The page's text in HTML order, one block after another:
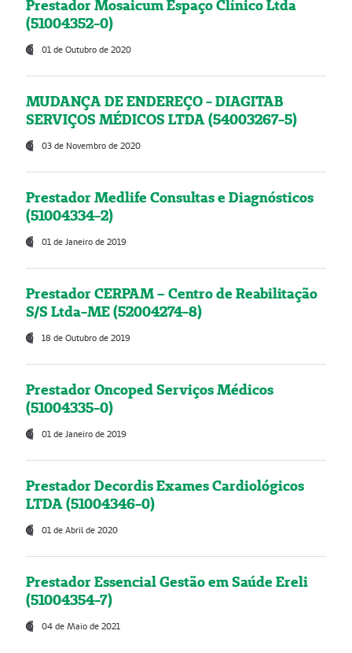
Prestador Mosaicum Espaço Clínico Ltda
(51004352-0)
01 de Outubro de 2020
MUDANÇA DE ENDEREÇO - DIAGITAB
SERVIÇOS MÉDICOS LTDA (54003267-5)
03 de Novembro de 2020
Prestador Medlife Consultas e Diagnósticos
(51004334-2)
01 de Janeiro de 2019
Prestador CERPAM – Centro de Reabilitação
S/S Ltda-ME (52004274-8)
18 de Outubro de 2019
Prestador Oncoped Serviços Médicos
(51004335-0)
01 de Janeiro de 2019
Prestador Decordis Exames Cardiológicos
LTDA (51004346-0)
01 de Abril de 2020
Prestador Essencial Gestão em Saúde Ereli
(51004354-7)
04 de Maio de 2021